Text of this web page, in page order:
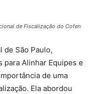
de Fiscalização do Cofen
de São Paulo,
para Alinhar Equipes e
de uma
Ela abordou